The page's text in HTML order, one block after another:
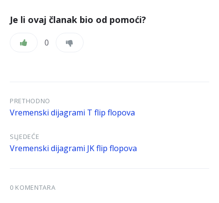
Je li ovaj članak bio od pomoći?
0
PRETHODNO
Vremenski dijagrami T flip flopova
SLJEDEĆE
Vremenski dijagrami JK flip flopova
0 KOMENTARA